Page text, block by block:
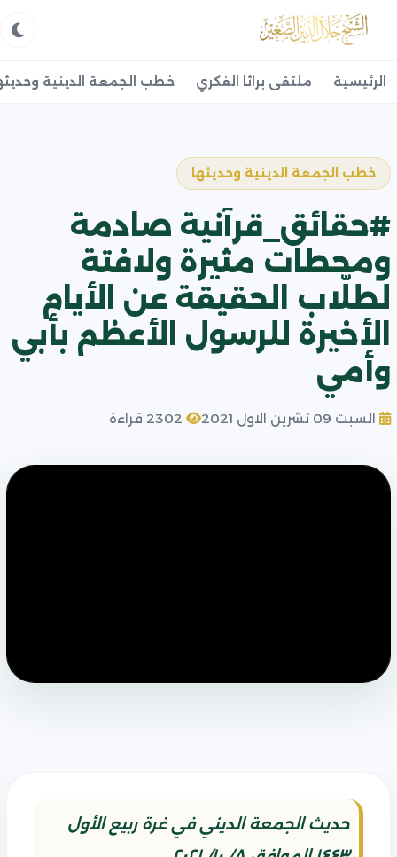
الرئيسية ملتقى براثا الفكري خطب الجمعة الدينية
خطب الجمعة الدينية وحديثها
#حقائق_قرآنية صادمة
ومحطات مثيرة ولافتة
لطلّاب الحقيقة عن الأيام
الأخيرة للرسول الأعظم بأبي
وأمي
السبت 09 تشرين الاول 2021
حديث الجمعة الديني في غرة ربيع الأول